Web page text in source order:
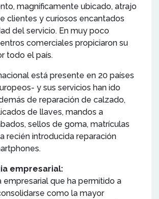
magníficamente ubicado, atrajo
clientes y curiosos encantados
del servicio. En muy poco
comerciales propiciaron su
todo el país.
está presente en 20 países
y sus servicios han ido
de reparación de calzado,
de llaves, mandos a
sellos de goma, matrículas
recién introducida reparación
empresarial:
empresarial que ha permitido a
como la mayor